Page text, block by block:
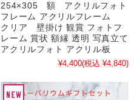
254×305 額 アクリルフォト
フレーム アクリルフレーム
クリア 壁掛け 観賞 フォトフ
レーム 賞状 額縁 透明 写真立て
アクリルフォト アクリル板
¥4,400(税込 ¥4,840)